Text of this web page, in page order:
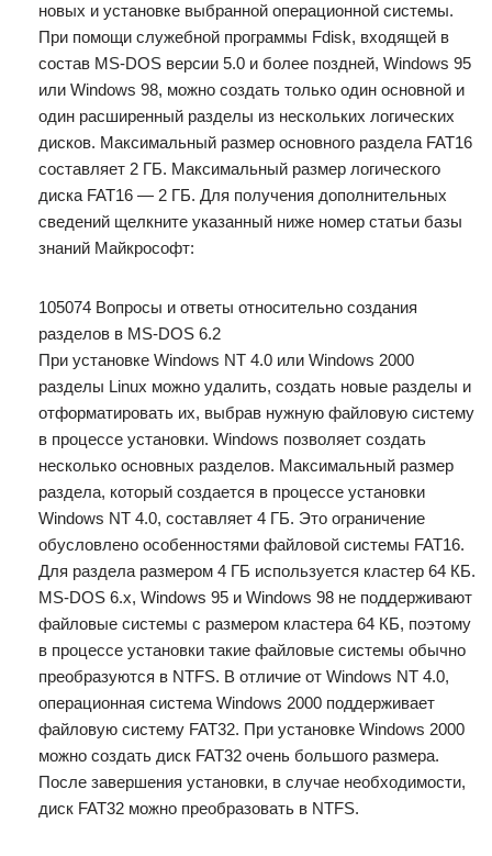
новых и установке выбранной операционной системы.
При помощи служебной программы Fdisk, входящей в
состав MS-DOS версии 5.0 и более поздней, Windows 95
или Windows 98, можно создать только один основной и
один расширенный разделы из нескольких логических
дисков. Максимальный размер основного раздела FAT16
составляет 2 ГБ. Максимальный размер логического
диска FAT16 — 2 ГБ. Для получения дополнительных
сведений щелкните указанный ниже номер статьи базы
знаний Майкрософт:
105074 Вопросы и ответы относительно создания
разделов в MS-DOS 6.2
При установке Windows NT 4.0 или Windows 2000
разделы Linux можно удалить, создать новые разделы и
отформатировать их, выбрав нужную файловую систему
в процессе установки. Windows позволяет создать
несколько основных разделов. Максимальный размер
раздела, который создается в процессе установки
Windows NT 4.0, составляет 4 ГБ. Это ограничение
обусловлено особенностями файловой системы FAT16.
Для раздела размером 4 ГБ используется кластер 64 КБ.
MS-DOS 6.x, Windows 95 и Windows 98 не поддерживают
файловые системы с размером кластера 64 КБ, поэтому
в процессе установки такие файловые системы обычно
преобразуются в NTFS. В отличие от Windows NT 4.0,
операционная система Windows 2000 поддерживает
файловую систему FAT32. При установке Windows 2000
можно создать диск FAT32 очень большого размера.
После завершения установки, в случае необходимости,
диск FAT32 можно преобразовать в NTFS.